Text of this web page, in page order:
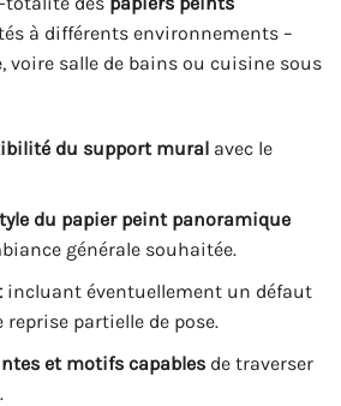
à différents environnements –
voire salle de bains ou cuisine sous
du support muralavec le
du papier peint panoramique
générale souhaitée.
incluant éventuellement un défaut
reprise partielle de pose.
et motifs capablesde traverser